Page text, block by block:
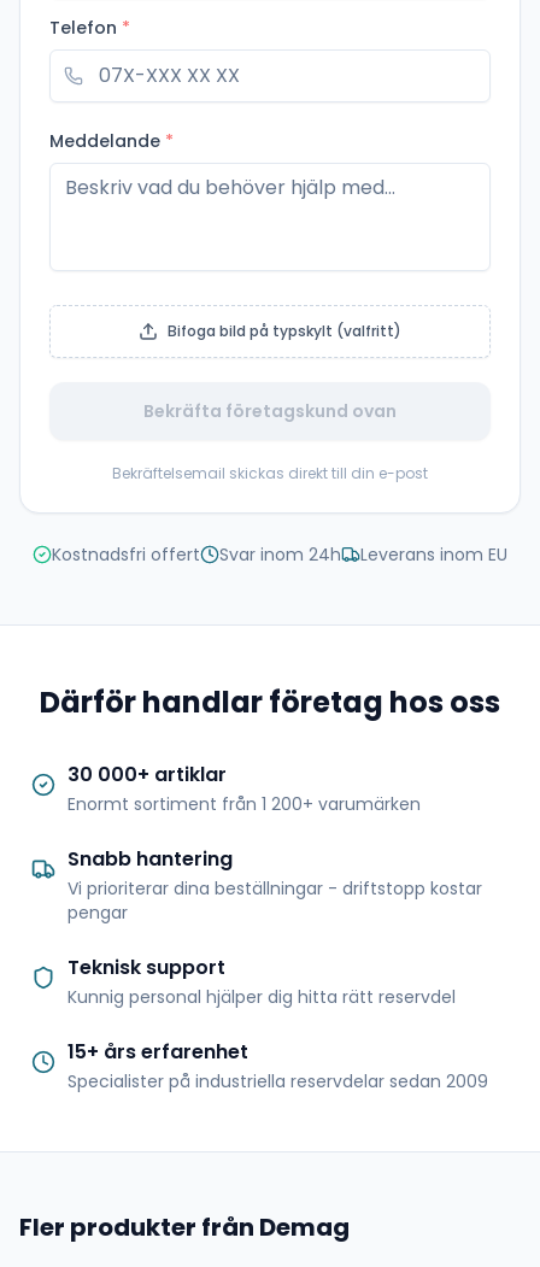
Telefon *
Meddelande *
Bifoga bild på typskylt (valfritt)
Bekräfta företagskund ovan
Bekräftelsemail skickas direkt till din e-post
Kostnadsfri offert Svar inom 24h Leverans inom EU
Därför handlar företag hos oss
30 000+ artiklar
Enormt sortiment från 1 200+ varumärken
Snabb hantering
Vi prioriterar dina beställningar - driftstopp kostar
pengar
Teknisk support
Kunnig personal hjälper dig hitta rätt reservdel
15+ års erfarenhet
Specialister på industriella reservdelar sedan 2009
Fler produkter från Demag